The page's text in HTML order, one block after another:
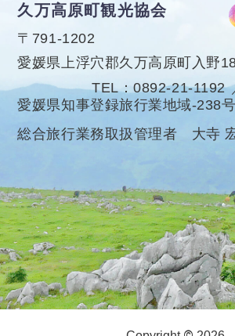
久万高原町観光協会
〒791-1202
愛媛県上浮穴郡久万高原町入野
TEL
0892-21-1192
愛媛県知事登録旅行業地域-238号
総合旅行業務取扱管理者 大寺